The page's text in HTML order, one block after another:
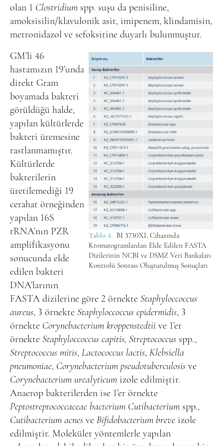
olan 1 Clostridium spp. suşu da penisiline,
amoksisilin/klavulonik asit, imipenem, klindamisin,
metronidazol ve sefoksitine duyarlı bulunmuştur.
Tablo 4. BI 3730XL Cihazında
Kromatogramlardan Elde Edilen FASTA
Dizilerinin NCBI ve DSMZ Veri Bankaları
Kontrolü Sonrası Oluşturulmuş Sonuçları
GM’li 46
hastamızın 19’unda
direkt Gram
boyamada bakteri
görüldüğü halde,
yapılan kültürlerde
bakteri üremesine
rastlanmamıştır.
Kültürlerde
bakterilerin
üretilemediği 19
cerahat örneğinden
yapılan 16S
rRNA’nın PZR
amplifikasyonu
sonucunda elde
edilen bakteri
DNA’larının
FASTA dizilerine göre 2 örnekte Staphyloccoccus
aureus, 3 örnekte Staphyloccoccus epidermidis, 3
örnekte Corynebacterium kroppenstedtii ve 1’er
örnekte Staphyloccoccus capitis, Streptococcus spp.,
Streptococcus mitis, Lactococcus lactis, Klebsiella
pneumoniae, Corynebacterium pseudotuberculosis ve
Corynebacterium urealyticum izole edilmiştir.
Anaerop bakterilerden ise 1’er örnekte
Peptostreptococcaceae bacterium Cutibacterium spp.,
Cutibacterium acnes ve Bifidobacterium breve izole
edilmiştir. Moleküler yöntemlerle yapılan